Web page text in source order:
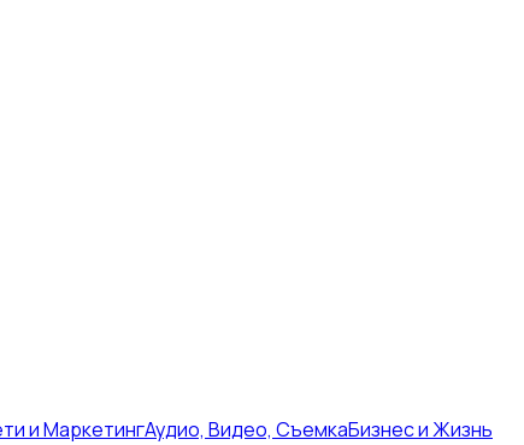
и МаркетингАудио, Видео, СъемкаБизнес и Жизнь